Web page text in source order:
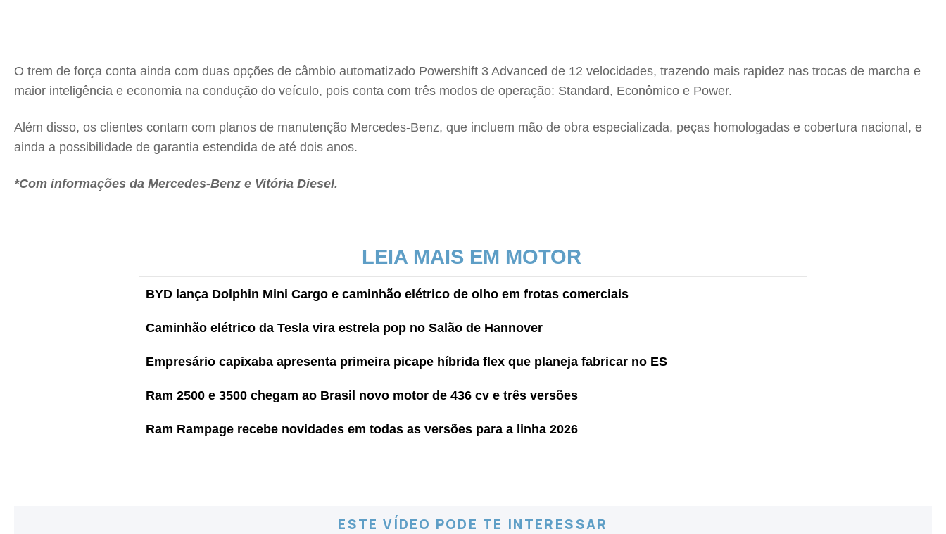
O trem de força conta ainda com duas opções de câmbio automatizado Powershift 3 Advanced de 12 velocidades, trazendo mais rapidez nas trocas de marcha e
maior inteligência e economia na condução do veículo, pois conta com três modos de operação: Standard, Econômico e Power.
Além disso, os clientes contam com planos de manutenção Mercedes-Benz, que incluem mão de obra especializada, peças homologadas e cobertura nacional, e
ainda a possibilidade de garantia estendida de até dois anos.
*Com informações da Mercedes-Benz e Vitória Diesel.
LEIA MAIS EM MOTOR
BYD lança Dolphin Mini Cargo e caminhão elétrico de olho em frotas comerciais
Caminhão elétrico da Tesla vira estrela pop no Salão de Hannover
Empresário capixaba apresenta primeira picape híbrida flex que planeja fabricar no ES
Ram 2500 e 3500 chegam ao Brasil novo motor de 436 cv e três versões
Ram Rampage recebe novidades em todas as versões para a linha 2026
ESTE VÍDEO PODE TE INTERESSAR